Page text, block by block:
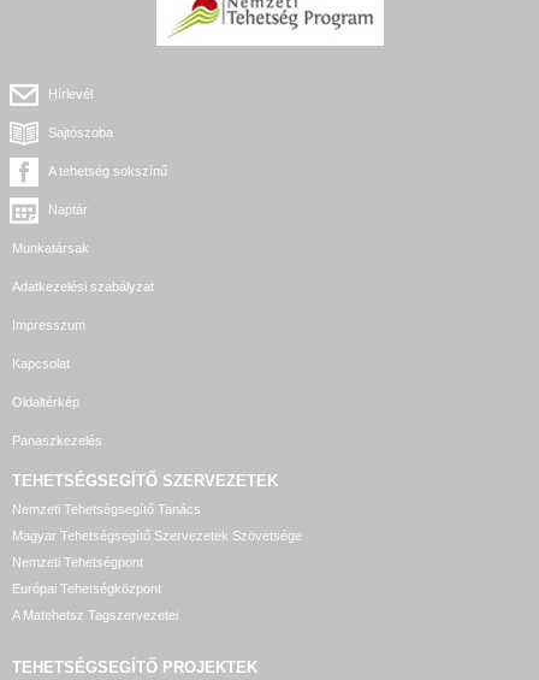
Hírlevél
Sajtószoba
A tehetség sokszínű
Naptár
Munkatársak
Adatkezelési szabályzat
Impresszum
Kapcsolat
Oldaltérkép
Panaszkezelés
TEHETSÉGSEGÍTŐ SZERVEZETEK
Nemzeti Tehetségsegítő Tanács
Magyar Tehetségsegítő Szervezetek Szövetsége
Nemzeti Tehetségpont
Európai Tehetségközpont
A Matehetsz Tagszervezetei
TEHETSÉGSEGÍTŐ PROJEKTEK